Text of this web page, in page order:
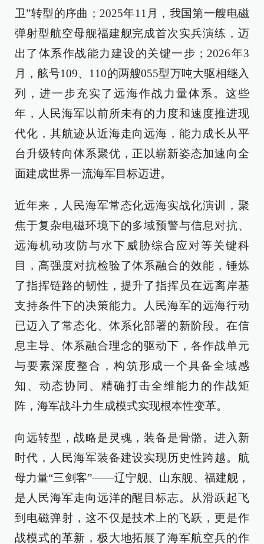
卫”转型的序曲；2025年11月，我国第一艘电磁
弹射型航空母舰福建舰完成首次实兵演练，迈
出了体系作战能力建设的关键一步；2026年3
月，舷号109、110的两艘055型万吨大驱相继入
列，进一步充实了远海作战力量体系。这些
年，人民海军以前所未有的力度和速度推进现
代化，其航迹从近海走向远海，能力成长从平
台升级转向体系聚优，正以崭新姿态加速向全
面建成世界一流海军目标迈进。
近年来，人民海军常态化远海实战化演训，聚
焦于复杂电磁环境下的多域预警与信息对抗、
远海机动攻防与水下威胁综合应对等关键科
目，高强度对抗检验了体系融合的效能，锤炼
了指挥链路的韧性，提升了指挥员在远离岸基
支持条件下的决策能力。人民海军的远海行动
已迈入了常态化、体系化部署的新阶段。在信
息主导、体系融合理念的驱动下，各作战单元
与要素深度整合，构筑形成一个具备全域感
知、动态协同、精确打击全维能力的作战矩
阵，海军战斗力生成模式实现根本性变革。
向远转型，战略是灵魂，装备是骨骼。进入新
时代，人民海军装备建设实现历史性跨越。航
母力量“三剑客”——辽宁舰、山东舰、福建舰，
是人民海军走向远洋的醒目标志。从滑跃起飞
到电磁弹射，这不仅是技术上的飞跃，更是作
战模式的革新，极大地拓展了海军航空兵的作